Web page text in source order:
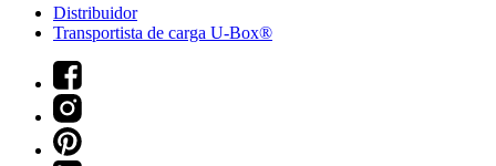
Distribuidor
Transportista de carga U-Box®